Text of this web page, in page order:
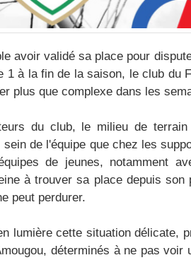
avoir validé sa place pour
1 à la fin de la saison, le club du
plus que complexe dans les
du club, le milieu de terrain
de l'équipe que chez les
de jeunes, notamment
à trouver sa place depuis son
peut perdurer.
lumière cette situation délicate,
déterminés à ne pas voir